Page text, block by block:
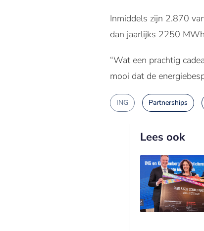
Inmiddels zijn 2.870
dan jaarlijks 2250
“Wat een prachtig
mooi dat de
ING Partnerships
Lees ook